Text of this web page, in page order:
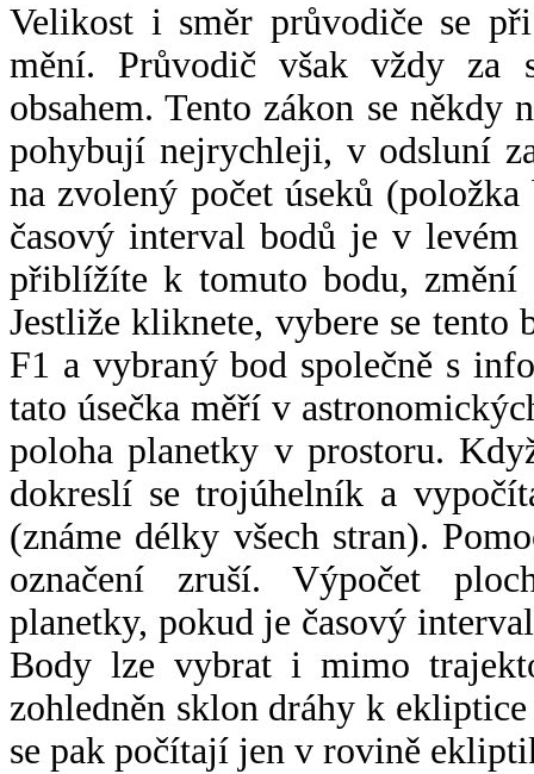
Velikost i směr průvodiče se
mění. Průvodič však vždy za
obsahem. Tento zákon se někdy
pohybují nejrychleji, v odsluní
na zvolený počet úseků
časový interval bodů je v
přiblížíte k tomuto bodu,
Jestliže kliknete, vybere se tento
F1 a vybraný bod společně s
tato úsečka měří v
poloha planetky v prostoru.
dokreslí se trojúhelník a
(známe délky všech stran).
označení zruší. Výpočet
planetky, pokud je časový
Body lze vybrat i mimo
zohledněn sklon dráhy k
se pak počítají jen v rovině